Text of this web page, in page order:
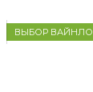
ВЫБОР